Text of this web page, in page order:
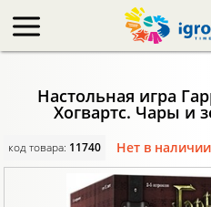
Настольная игра
Хогвартс. Чары и
код товара: 11740 Нет в наличии